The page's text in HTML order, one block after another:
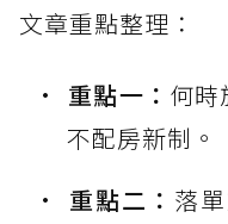
文章重點整理：
重點一： 何
不配房新制。
重點二： 落